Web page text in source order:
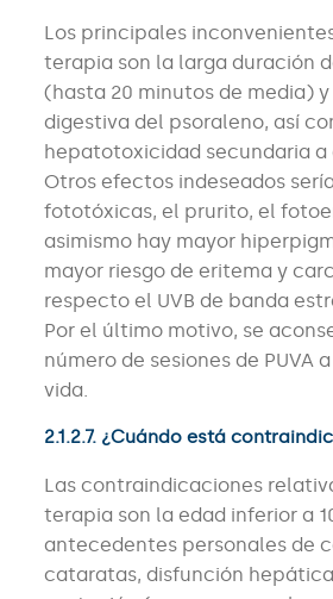
Los principales
terapia son la larga duración
(hasta 20 minutos de media)
digestiva del psoraleno, así
hepatotoxicidad secundaria a
Otros efectos indeseados
fototóxicas, el prurito, el
asimismo hay mayor
mayor riesgo de eritema y
respecto el UVB de banda
Por el último motivo, se
número de sesiones de PUVA
vida.
2.1.2.7. ¿Cuándo está
Las contraindicaciones
terapia son la edad inferior a
antecedentes personales de
cataratas, disfunción